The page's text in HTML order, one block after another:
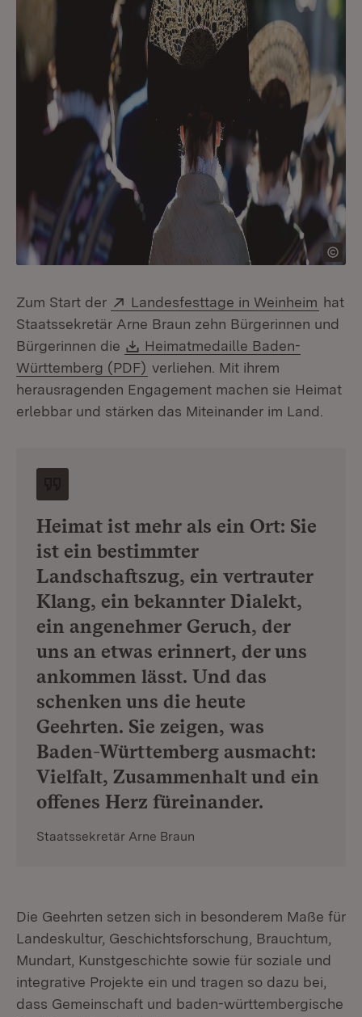
Zum Start der Extern:
Landesfesttage in Weinheim hat
Staatssekretär Arne Braun zehn Bürgerinnen und
Bürgerinnen die
Download:
Heimatmedaille Baden-
Württemberg (PDF) (Öffnet in neuem Fenster)
verliehen. Mit ihrem
herausragenden Engagement machen sie Heimat
erlebbar und stärken das Miteinander im Land.
Heimat ist mehr als ein Ort: Sie
ist ein bestimmter
Landschaftszug, ein vertrauter
Klang, ein bekannter Dialekt,
ein angenehmer Geruch, der
uns an etwas erinnert, der uns
ankommen lässt. Und das
schenken uns die heute
Geehrten. Sie zeigen, was
Baden-Württemberg ausmacht:
Vielfalt, Zusammenhalt und ein
offenes Herz füreinander.
Staatssekretär Arne Braun
Die Geehrten setzen sich in besonderem Maße für
Landeskultur, Geschichtsforschung, Brauchtum,
Mundart, Kunstgeschichte sowie für soziale und
integrative Projekte ein und tragen so dazu bei,
dass Gemeinschaft und baden-württembergische